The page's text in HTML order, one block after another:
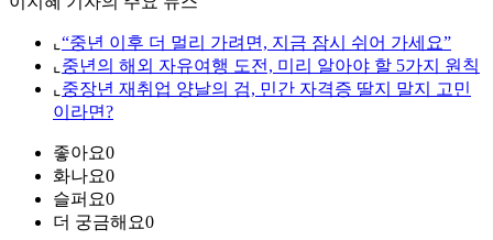
⌞ “중년 이후 더 멀리 가려면, 지금 잠시 쉬어 가세요”
⌞ 중년의 해외 자유여행 도전, 미리 알아야 할 5가지 원칙
⌞ 중장년 재취업 양날의 검, 민간 자격증 딸지 말지 고민
이라면?
좋아요0
화나요0
슬퍼요0
더 궁금해요0